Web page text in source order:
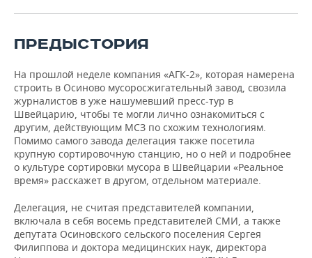
ФИГУРНОЕ КАТАНИЕ
ВОДНЫЕ ВИДЫ СПОРТА
ХОККЕЙ С МЯЧОМ
МЕДИЦИНА
ОБРАЗОВАНИЕ
ПРОИСШЕСТВИЯ
ПРЕДЫСТОРИЯ
На прошлой неделе компания «АГК-2», которая намерена
строить в Осиново мусоросжигательный завод, свозила
журналистов в уже нашумевший пресс-тур в
Швейцарию, чтобы те могли лично ознакомиться с
другим, действующим МСЗ по схожим технологиям.
Помимо самого завода делегация также посетила
крупную сортировочную станцию, но о ней и подробнее
о культуре сортировки мусора в Швейцарии «Реальное
время» расскажет в другом, отдельном материале.
Делегация, не считая представителей компании,
включала в себя восемь представителей СМИ, а также
депутата Осиновского сельского поселения Сергея
Филиппова и доктора медицинских наук, директора